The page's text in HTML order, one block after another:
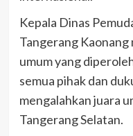
Kepala Dinas
Tangerang
umum yang
semua pihak dan
mengalahkan juara
Tangerang Selatan.